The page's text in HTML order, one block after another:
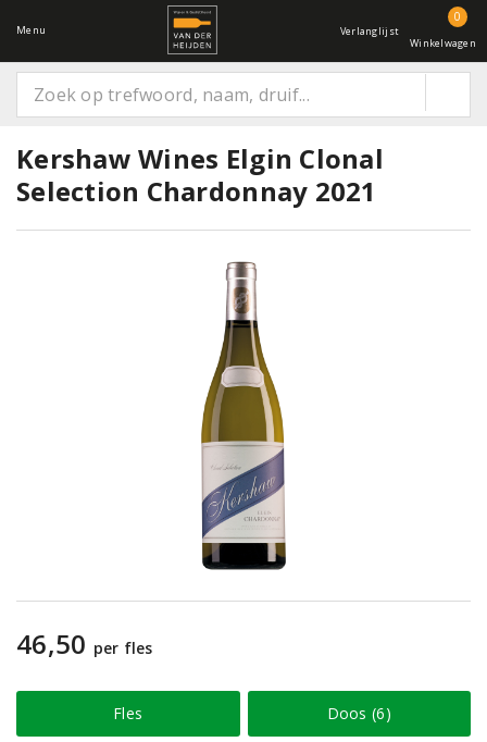
Menu Verlanglijst
0
Winkelwagen
Kershaw Wines Elgin Clonal
Selection Chardonnay 2021
46,50 per fles
Fles Doos (6)